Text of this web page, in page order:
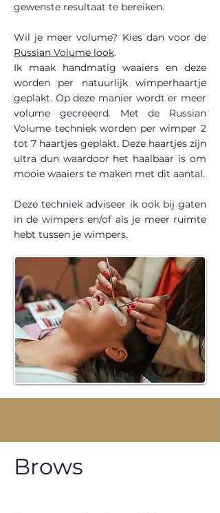
gewenste resultaat te bereiken.
Wil je meer volume? Kies dan voor de
Russian Volume look.
Ik maak handmatig waaiers en deze
worden per natuurlijk wimperhaartje
geplakt. Op deze manier wordt er meer
volume gecreëerd. Met de Russian
Volume techniek worden per wimper 2
tot 7 haartjes geplakt. Deze haartjes zijn
ultra dun waardoor het haalbaar is om
mooie waaiers te maken met dit aantal.
Deze techniek adviseer ik ook bij gaten
in de wimpers en/of als je meer ruimte
hebt tussen je wimpers.
Brows